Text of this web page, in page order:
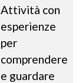
Attività con
esperienze
per
comprendere
e guardare